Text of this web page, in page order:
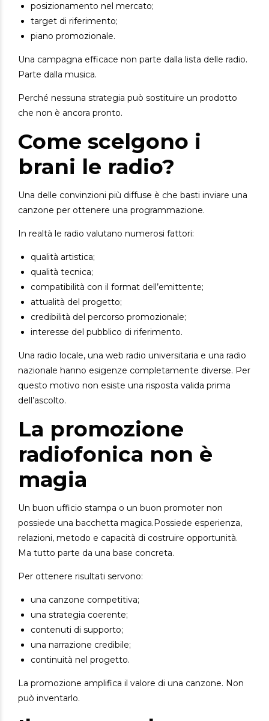
posizionamento nel mercato;
target di riferimento;
piano promozionale.
Una campagna efficace non parte dalla lista delle radio.
Parte dalla musica.
Perché nessuna strategia può sostituire un prodotto
che non è ancora pronto.
Come scelgono i
brani le radio?
Una delle convinzioni più diffuse è che basti inviare una
canzone per ottenere una programmazione.
In realtà le radio valutano numerosi fattori:
qualità artistica;
qualità tecnica;
compatibilità con il format dell’emittente;
attualità del progetto;
credibilità del percorso promozionale;
interesse del pubblico di riferimento.
Una radio locale, una web radio universitaria e una radio
nazionale hanno esigenze completamente diverse. Per
questo motivo non esiste una risposta valida prima
dell’ascolto.
La promozione
radiofonica non è
magia
Un buon ufficio stampa o un buon promoter non
possiede una bacchetta magica.Possiede esperienza,
relazioni, metodo e capacità di costruire opportunità.
Ma tutto parte da una base concreta.
Per ottenere risultati servono:
una canzone competitiva;
una strategia coerente;
contenuti di supporto;
una narrazione credibile;
continuità nel progetto.
La promozione amplifica il valore di una canzone. Non
può inventarlo.